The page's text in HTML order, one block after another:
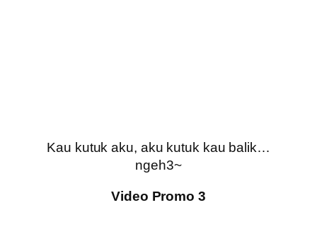
Kau kutuk aku, aku kutuk kau balik…
ngeh3~
Video Promo 3